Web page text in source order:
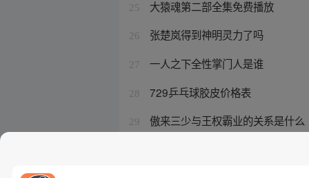
25 大猿魂第二部全集免费播放
26 张楚岚得到神明灵力了吗
27 一人之下全性掌门人是谁
28 729乒乓球胶皮价格表
29 傲来三少与王权霸业的关系是什么